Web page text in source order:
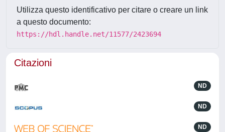
Utilizza questo identificativo per citare o creare un link
a questo documento:
https://hdl.handle.net/11577/2423694
Citazioni
ND
ND
ND